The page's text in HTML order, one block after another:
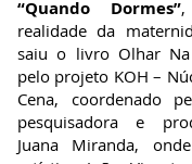
“Quando Dormes”,
realidade da
saiu o livro Olhar
pelo projeto KOH –
Cena, coordenado
pesquisadora e
Juana Miranda,